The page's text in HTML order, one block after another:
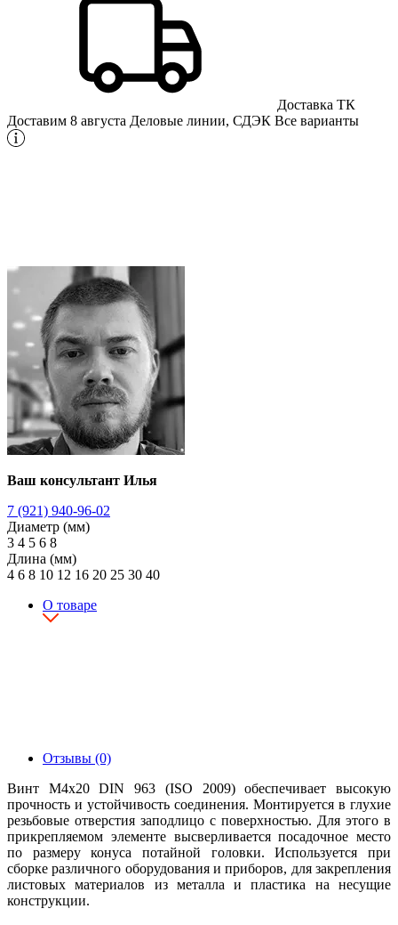
Доставка ТК
Доставим 8 августа Деловые линии, СДЭК Все варианты
Ваш консультант Илья
7 (921) 940-96-02
Диаметр (мм)
3 4 5 6 8
Длина (мм)
4 6 8 10 12 16 20 25 30 40
О товаре
Отзывы (0)
Винт М4х20 DIN 963 (ISO 2009) обеспечивает высокую
прочность и устойчивость соединения. Монтируется в глухие
резьбовые отверстия заподлицо с поверхностью. Для этого в
прикрепляемом элементе высверливается посадочное место
по размеру конуса потайной головки. Используется при
сборке различного оборудования и приборов, для закрепления
листовых материалов из металла и пластика на несущие
конструкции.